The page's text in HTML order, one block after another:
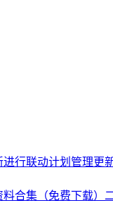
进行联动计划管理更
合集（免费下载）